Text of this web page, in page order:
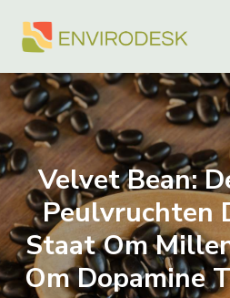
naar
Velvet Bean:
Peulvruchten
Staat Om
Om Dopamine